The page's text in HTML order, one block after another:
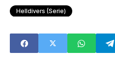
Helldivers (serie)